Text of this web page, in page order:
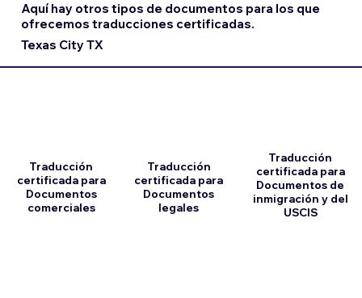
Aquí hay otros tipos de documentos para los que
ofrecemos traducciones certificadas.
Texas City TX
Traducción
certificada para
Documentos
comerciales
Traducción
certificada para
Documentos
legales
Traducción
certificada para
Documentos de
inmigración y del
USCIS